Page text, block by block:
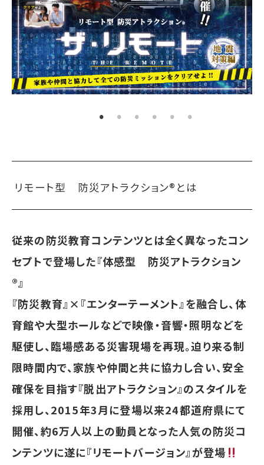
リモート型 防災アトラクション®とは
従来の防災教育コンテンツとは全く異なったコン
セプトで登場した『体感型 防災アトラクション
®︎』
『防災教育』×『エンターテーメント』を融合し、体
育館や大型ホールなどで映像・音響・照明などを
駆使し、臨場感ある災害現場を再現。迫り来る制
限時間内で、家族や仲間と共に協力し合い、安全
確保を目指す『脱出アトラクション』のスタイルを
採用し、2015年3月に登場以来24都道府県にて
開催、約6万人以上の動員となった人気の防災コ
ンテンツに遂に『リモートバージョン』が登場